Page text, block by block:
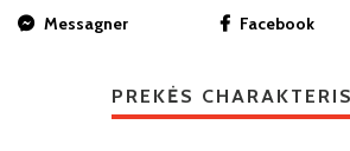
Messagner
Facebook
PREKĖS